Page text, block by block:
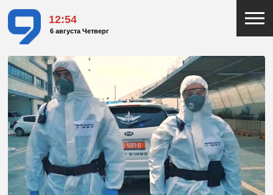
12:54
6 августа Четверг